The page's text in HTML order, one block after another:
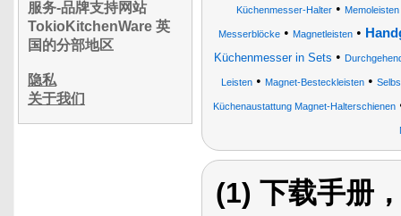
服务-品牌支持网站
TokioKitchenWare 英
国的分部地区
隐私
关于我们
Küchenmesser-Halter• Memoleisten
Messerblöcke • Magnetleisten •
Küchenmesser in Sets •
Leisten• Magnet-Besteckleisten•
Küchenaustattung Magnet-Halterschienen
(1) 下载手册